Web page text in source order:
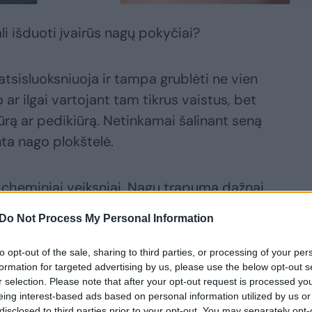
Do Not Process My Personal Information
opt-out of the sale, sharing to third parties, or processing of your
for targeted advertising by us, please use the below opt-out
selection. Please note that after your opt-out request is processed
interest-based ads based on personal information utilized by us
išduoti įvairūs nagų pokyčiai?
ir tampa grublėti ne vien
ar ilgai vartojant tam tikrus vaistus, bet
ar pedikiūrą. Netinkamai šalinant seną
nago plokštelė.
veiksniai. Nagų trapumą dažnai
todėl ilgainiui vystosi volelio
nago plokštelė ar dryžiai jos
sustorėjimas, jis lengvai atplėšiamas